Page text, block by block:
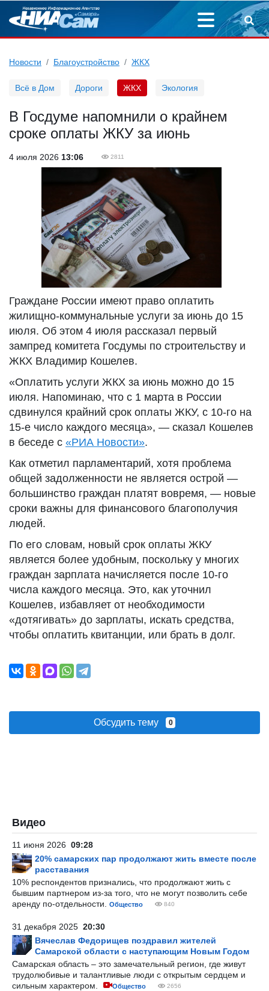
Новости Благоустройство ЖКХ
Всё в Дом Дороги ЖКХ Экология
В Госдуме напомнили о крайнем
сроке оплаты ЖКУ за июнь
4 июля 2026 13:06 2811
Граждане России имеют право оплатить
жилищно-коммунальные услуги за июнь до 15
июля. Об этом 4 июля рассказал первый
зампред комитета Госдумы по строительству и
ЖКХ Владимир Кошелев.
«Оплатить услуги ЖКХ за июнь можно до 15
июля. Напоминаю, что с 1 марта в России
сдвинулся крайний срок оплаты ЖКУ, с 10-го на
15-е число каждого месяца», — сказал Кошелев
в беседе с «РИА Новости».
Как отметил парламентарий, хотя проблема
общей задолженности не является острой —
большинство граждан платят вовремя, — новые
сроки важны для финансового благополучия
людей.
По его словам, новый срок оплаты ЖКУ
является более удобным, поскольку у многих
граждан зарплата начисляется после 10-го
числа каждого месяца. Это, как уточнил
Кошелев, избавляет от необходимости
«дотягивать» до зарплаты, искать средства,
чтобы оплатить квитанции, или брать в долг.
Обсудить тему 0
Видео
11 июня 2026 09:28
20% самарских пар продолжают жить вместе после
расставания
10% респондентов признались, что продолжают жить с
бывшим партнером из-за того, что не могут позволить себе
аренду по-отдельности.
Общество 840
31 декабря 2025 20:30
Вячеслав Федорищев поздравил жителей
Самарской области с наступающим Новым Годом
Самарская область – это замечательный регион, где живут
трудолюбивые и талантливые люди с открытым сердцем и
сильным характером.
Общество 2656